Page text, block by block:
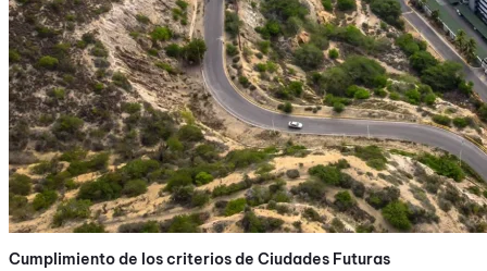
Cumplimiento de los criterios de Ciudades Futuras